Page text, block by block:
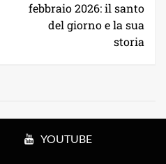
febbraio 2026: il santo
del giorno e la sua
storia
YOUTUBE